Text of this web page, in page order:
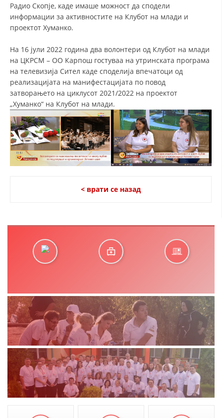
Радио Скопје, каде имаше можност да сподели
информации за активностите на Клубот на млади и
проектот Хуманко.
На 16 јули 2022 година два волонтери од Клубот на млади
на ЦКРСМ – ОО Карпош гостуваа на утринската програма
на телевизија Сител каде споделија впечатоци од
реализацијата на манифестацијата по повод
затворањето на циклусот 2021/2022 на проектот
„Хуманко“ на Клубот на млади.
< врати се назад